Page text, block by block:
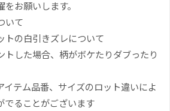
お願いします。
いて
トの白引きズレについて
トした場合、柄がボケたりダブったり
イテム品番、サイズのロット違いによ
でることがございます